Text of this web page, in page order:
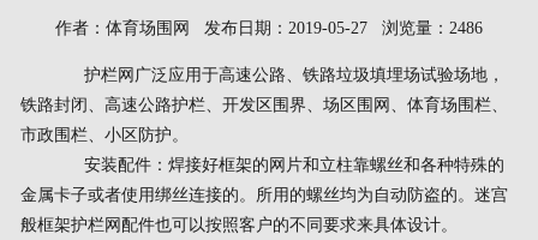
作者：体育场围网 发布日期：2019-05-27 浏览量：2486
护栏网广泛应用于高速公路、铁路垃圾填埋场试验场地，
铁路封闭、高速公路护栏、开发区围界、场区围网、体育场围栏、
市政围栏、小区防护。
安装配件：焊接好框架的网片和立柱靠螺丝和各种特殊的
金属卡子或者使用绑丝连接的。所用的螺丝均为自动防盗的。迷宫
般框架护栏网配件也可以按照客户的不同要求来具体设计。